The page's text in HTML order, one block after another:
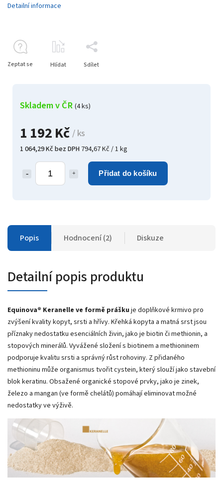
1 192 Kč/ ks
1 064,29 Kč bez DPH 794,67 Kč / 1 kg
Přidat do košíku
Skladem v ČR (4 ks)
Detailní informace
Zeptat se Hlídat Sdílet
Popis Hodnocení (2) Diskuze
Detailní popis produktu
Equinova® Keranelle ve formě prášku je doplňkové krmivo pro
zvýšení kvality kopyt, srsti a hřívy. Křehká kopyta a matná srst jsou
příznaky nedostatku esenciálních živin, jako je biotin či methionin, a
stopových minerálů. Vyvážené složení s biotinem a methioninem
podporuje kvalitu srsti a správný růst rohoviny. Z přidaného
methioninu může organismus tvořit cystein, který slouží jako stavební
blok keratinu. Obsažené organické stopové prvky, jako je zinek,
železo a mangan (ve formě chelátů) pomáhají eliminovat možné
nedostatky ve výživě.